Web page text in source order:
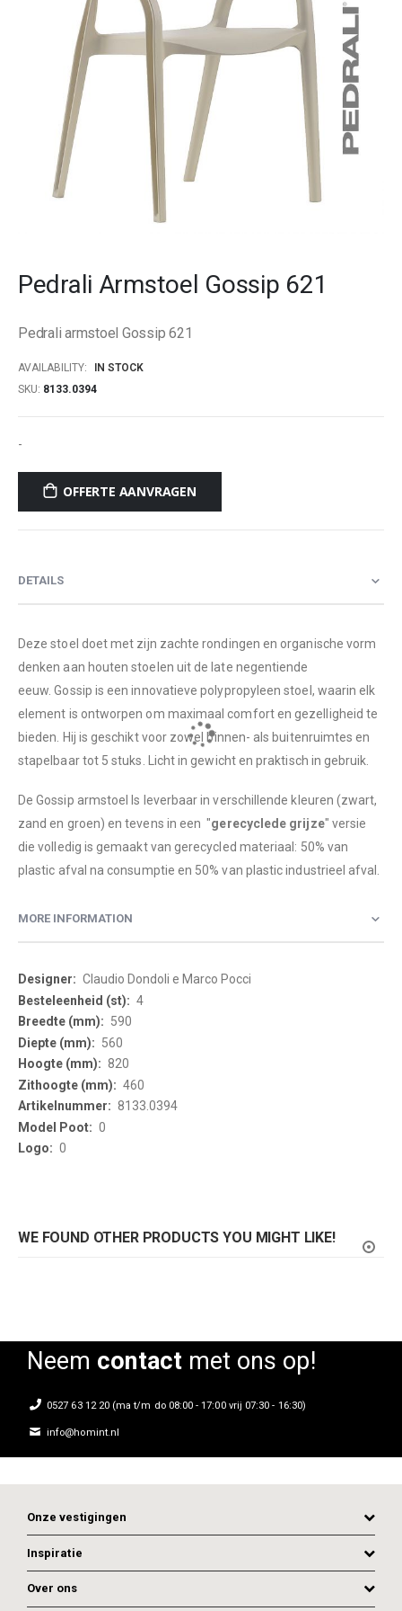
the
the
gallery
Pedrali Armstoel Gossip 621
Pedrali armstoel Gossip 621
AVAILABILITY:
IN STOCK
SKU 8133.0394
-
OFFERTE AANVRAGEN
DETAILS
Deze stoel doet met zijn zachte rondingen en organische vorm
denken aan houten stoelen uit de late negentiende
eeuw. Gossip is een innovatieve polypropyleen stoel, waarin elk
element is ontworpen om maximaal comfort en gezelligheid te
bieden. Hij is geschikt voor zowel binnen- als buitenruimtes en
stapelbaar tot 5 stuks. Licht in gewicht en praktisch in gebruik.
De Gossip armstoel Is leverbaar in verschillende kleuren (zwart,
zand en groen) en tevens in een "gerecyclede grijze" versie
die volledig is gemaakt van gerecycled materiaal: 50% van
plastic afval na consumptie en 50% van plastic industrieel afval.
MORE INFORMATION
More
Information
Claudio Dondoli e Marco Pocci
4
590
560
820
460
8133.0394
0
0
WE FOUND OTHER PRODUCTS YOU MIGHT LIKE!
Neem contactmet ons op!
0527 63 12 20 (ma t/m do 08:00 - 17:00 vrij 07:30 - 16:30)
info@homint.nl
Onze vestigingen
Inspiratie
Over ons